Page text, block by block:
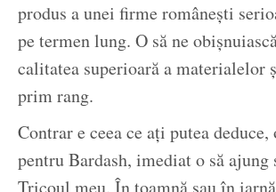
produs a unei firme românești
pe termen lung. O să ne
calitatea superioară a materialelor
prim rang.
Contrar e ceea ce ați putea
pentru Bardash, imediat o să ajung